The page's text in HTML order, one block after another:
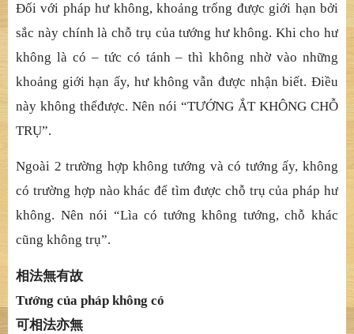
Đối với pháp hư không, khoảng trống được giới hạn bởi
sắc này chính là chỗ trụ của tướng hư không. Khi cho hư
không là có – tức có tánh – thì không nhờvào những
khoảng giới hạnấy, hư không vẫn được nhận biết.Điều
này không thểđược. Nên nói “TƯỚNG ẮT KHÔNG CHỖ
TRỤ”.
Ngoài 2 trường hợp không tướng và có tướngấy, không
có trường hợp nào khácđể tìm được chỗ trụ của pháp hư
không. Nên nói “Lìa có tướng không tướng, chỗ khác
cũng không trụ”.
相法無有故
Tướng của pháp không có
可相法亦無